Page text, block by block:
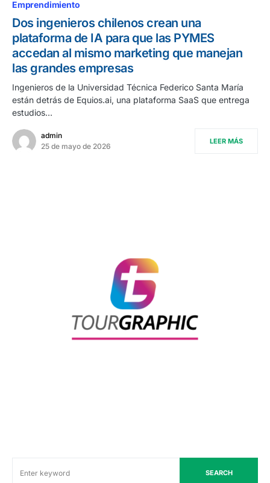
Emprendimiento
Dos ingenieros chilenos crean una
plataforma de IA para que las PYMES
accedan al mismo marketing que manejan
las grandes empresas
Ingenieros de la Universidad Técnica Federico Santa María
están detrás de Equios.ai, una plataforma SaaS que entrega
estudios…
admin
25 de mayo de 2026
LEER MÁS
SEARCH